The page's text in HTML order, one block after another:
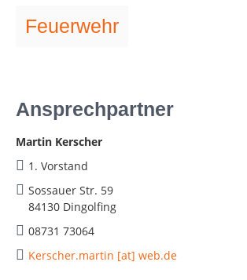
Feuerwehr
Ansprechpartner
Martin Kerscher
1. Vorstand
Sossauer Str. 59
84130 Dingolfing
08731 73064
Kerscher.martin [at] web.de